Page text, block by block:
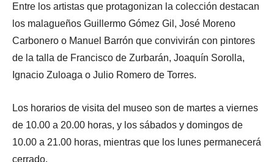
Entre los artistas que protagonizan la colección destacan
los malagueños Guillermo Gómez Gil, José Moreno
Carbonero o Manuel Barrón que convivirán con pintores
de la talla de Francisco de Zurbarán, Joaquín Sorolla,
Ignacio Zuloaga o Julio Romero de Torres.
Los horarios de visita del museo son de martes a viernes
de 10.00 a 20.00 horas, y los sábados y domingos de
10.00 a 21.00 horas, mientras que los lunes permanecerá
cerrado.